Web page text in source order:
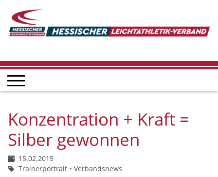
Konzentration + Kraft =
Silber gewonnen
15.02.2015
Trainerportrait
Verbandsnews